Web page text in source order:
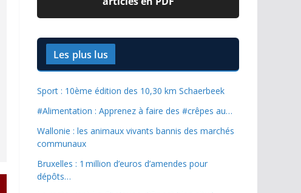
Les plus lus
Sport : 10ème édition des 10,30 km Schaerbeek
#Alimentation : Apprenez à faire des #crêpes au…
Wallonie : les animaux vivants bannis des marchés
communaux
Bruxelles : 1 million d’euros d’amendes pour
dépôts…